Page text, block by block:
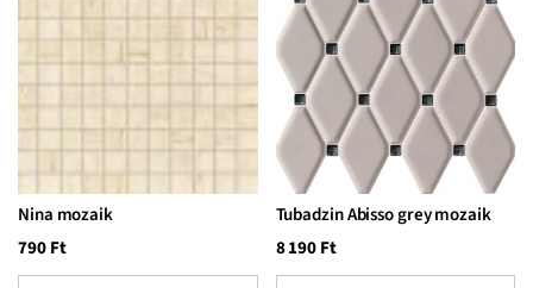
Nina mozaik
790Ft
Tubadzin Abisso grey mozaik
8 190Ft